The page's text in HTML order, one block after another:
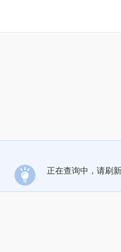
正在查询中，请刷